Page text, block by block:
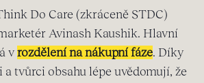
Do Care (zkráceně STDC)
Avinash Kaushik. Hlavní
v rozdělení na nákupní fáze. Díky
tvůrci obsahu lépe uvědomují, že